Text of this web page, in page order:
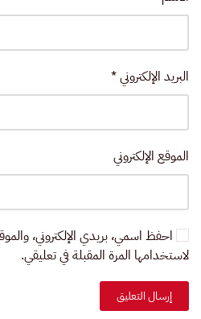
البريد الإلكتروني*
الموقع الإلكتروني
احفظ اسمي، بريدي الإلكتروني،
لاستخدامها المرة المقبلة في تعليقي.
إرسال التعليق